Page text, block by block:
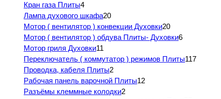
Кран газа Плиты4
Лампа духового шкафа20
Мотор ( вентилятор ) конвекции Духовки20
Мотор ( вентилятор ) обдува Плиты- Духовки6
Мотор гриля Духовки11
Переключатель ( коммутатор ) режимов Плиты117
Проводка, кабеля Плиты2
Рабочая панель варочной Плиты12
Разъёмы клеммные колодки2